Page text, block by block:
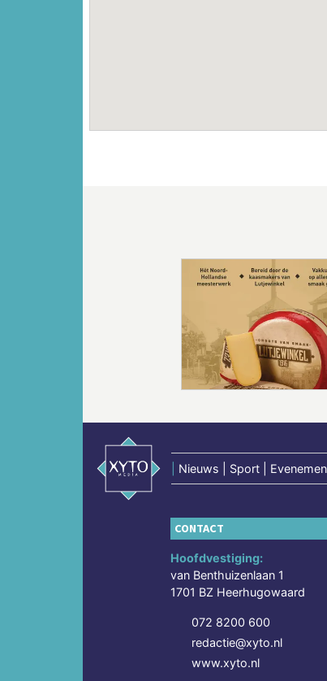
Nieuws | Sport |
CONTACT
Hoofdvestiging:
van Benthuizenlaan 1
1701 BZ Heerhugowaard
072 8200 600
redactie@xyto.nl
www.xyto.nl